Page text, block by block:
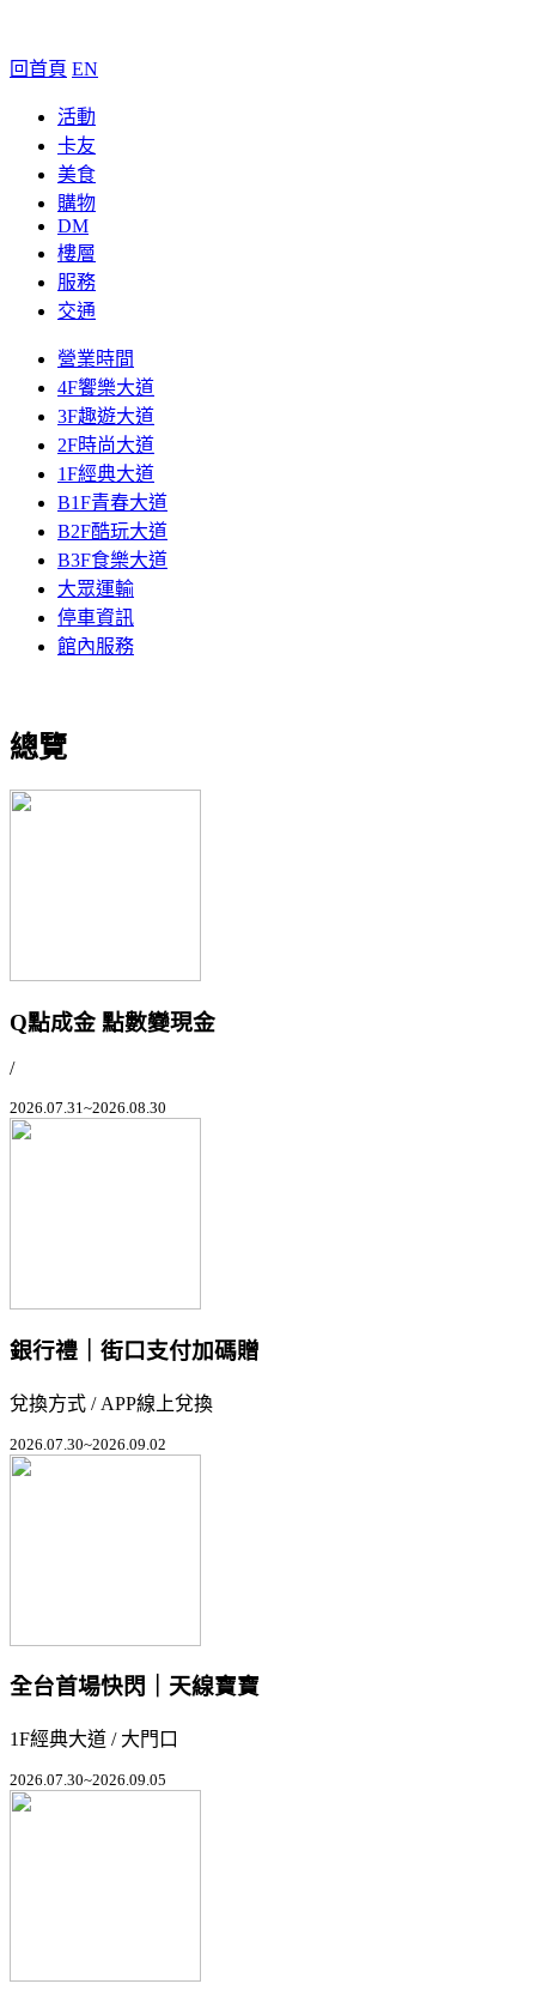
回首頁 EN
活動
卡友
美食
購物
DM
樓層
服務
交通
營業時間
4F饗樂大道
3F趣遊大道
2F時尚大道
1F經典大道
B1F青春大道
B2F酷玩大道
B3F食樂大道
大眾運輸
停車資訊
館內服務
總覽
Q點成金 點數變現金
/
2026.07.31~2026.08.30
銀行禮｜街口支付加碼贈
兌換方式 / APP線上兌換
2026.07.30~2026.09.02
全台首場快閃｜天線寶寶
1F經典大道 / 大門口
2026.07.30~2026.09.05